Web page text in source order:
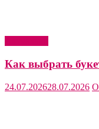
Как выбрать
24.07.202628.07.2026